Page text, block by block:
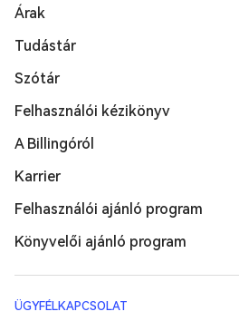
ÜGYFÉLKAPCSOLAT
Árak
Tudástár
Szótár
Felhasználói kézikönyv
A Billingóról
Karrier
Felhasználói ajánló program
Könyvelői ajánló program